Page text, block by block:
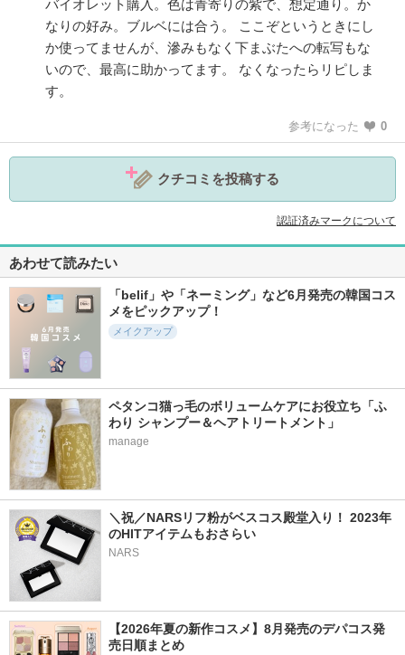
バイオレット購入。色は青寄りの紫で、想定通り。か
なりの好み。ブルベには合う。 ここぞというときにし
か使ってませんが、滲みもなく下まぶたへの転写もな
いので、最高に助かってます。 なくなったらリピしま
す。
参考になった 0
クチコミを投稿する
認証済みマークについて
あわせて読みたい
「belif」や「ネーミング」など6月発売の韓国コス
メをピックアップ！
メイクアップ
ペタンコ猫っ毛のボリュームケアにお役立ち「ふ
わり シャンプー＆ヘアトリートメント」
manage
＼祝／NARSリフ粉がベスコス殿堂入り！ 2023年
のHITアイテムもおさらい
NARS
【2026年夏の新作コスメ】8月発売のデパコス発
売日順まとめ